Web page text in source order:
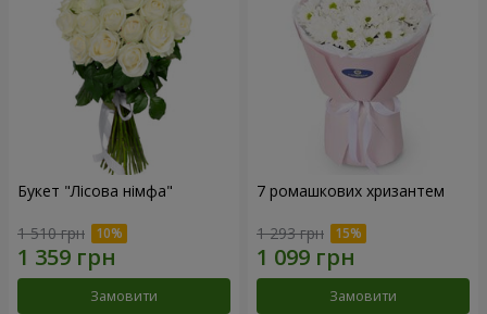
Букет "Лісова німфа"
1 510 грн
Замовити
7 ромашкових хризантем
1 293 грн
Замовити